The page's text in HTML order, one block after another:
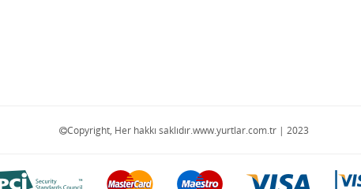
Copyright, Her hakkı saklıdır.www.yurtlar.com.tr | 2023